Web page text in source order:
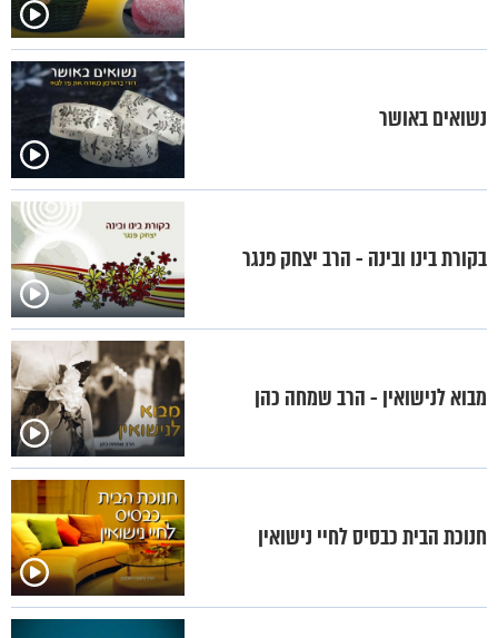
נשואים באושר
בקורת בינו ובינה - הרב יצחק פנגר
מבוא לנישואין - הרב שמחה כהן
חנוכת הבית כבסיס לחיי נישואין